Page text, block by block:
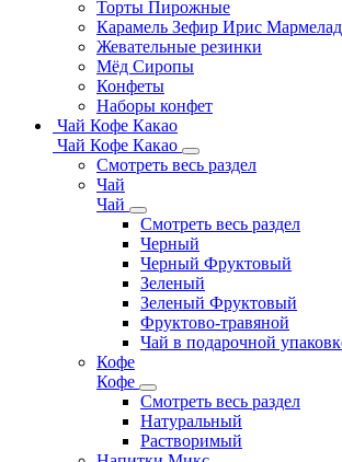
Торты Пирожные
Карамель Зефир Ирис Мармелад
Жевательные резинки
Мёд Сиропы
Конфеты
Наборы конфет
Чай Кофе Какао
Чай Кофе Какао
Смотреть весь раздел
Чай
Чай
Смотреть весь раздел
Черный
Черный Фруктовый
Зеленый
Зеленый Фруктовый
Фруктово-травяной
Чай в подарочной
Кофе
Кофе
Смотреть весь раздел
Натуральный
Растворимый